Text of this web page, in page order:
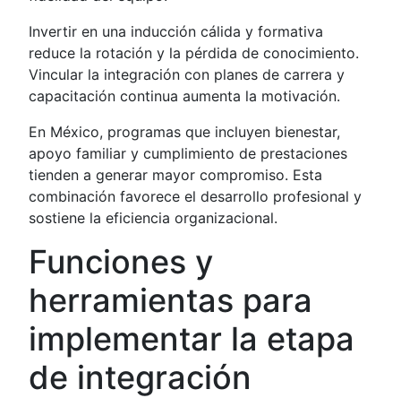
Invertir en una inducción cálida y formativa
reduce la rotación y la pérdida de conocimiento.
Vincular la integración con planes de carrera y
capacitación continua aumenta la motivación.
En México, programas que incluyen bienestar,
apoyo familiar y cumplimiento de prestaciones
tienden a generar mayor compromiso. Esta
combinación favorece el desarrollo profesional y
sostiene la eficiencia organizacional.
Funciones y
herramientas para
implementar la etapa
de integración